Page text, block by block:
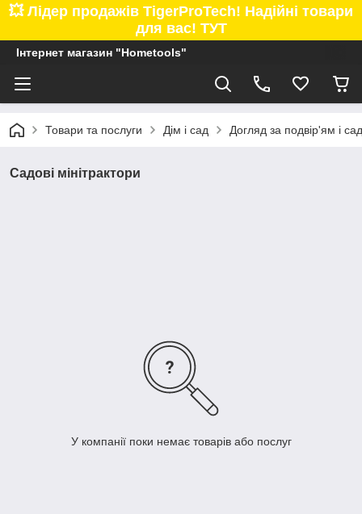
💥 Лідер продажів TigerProTech! Надійні товари
для вас! ТУТ
Інтернет магазин "Hometools"
Товари та послуги Дім і сад Догляд за подвір'ям і
Садові мінітрактори
У компанії поки немає товарів або послуг